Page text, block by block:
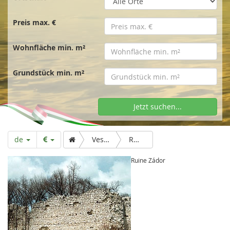
s
e
i
t
e
Preis max. €
Wohnfläche min. m²
Grundstück min. m²
Jetzt suchen...
de Veszprém Ruine Zádor
Ruine Zádor